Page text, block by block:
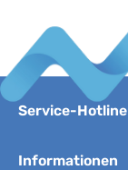
Service-Hotline
Informationen